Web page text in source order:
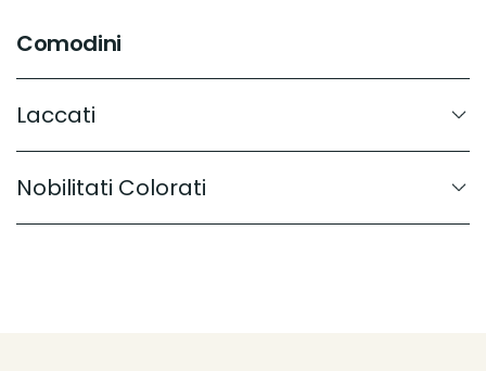
Comodini
Laccati
Nobilitati Colorati